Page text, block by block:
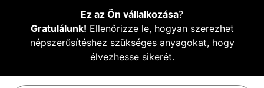
Ez az Ön vállalkozása?
Gratulálunk! Ellenőrizze le, hogyan szerezhet
népszerűsítéshez szükséges anyagokat, hogy
élvezhesse sikerét.